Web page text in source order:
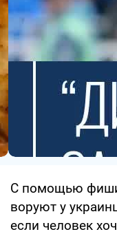
С помощью
воруют у
если человек